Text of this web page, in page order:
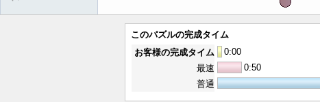
このパズルの完成タイム
お客様の完成タイム
0:00
最速
0:50
普通